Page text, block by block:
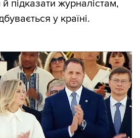
підказати журналістам,
у країні.